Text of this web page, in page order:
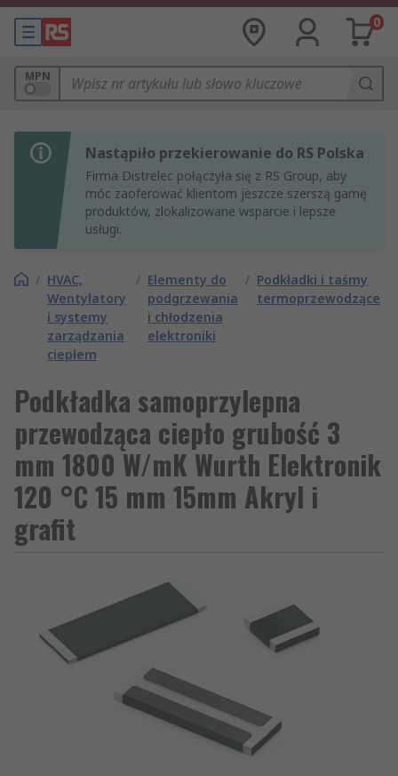
0
MPN
Nastąpiło przekierowanie do RS Polska
Firma Distrelec połączyła się z RS Group, aby
móc zaoferować klientom jeszcze szerszą gamę
produktów, zlokalizowane wsparcie i lepsze
usługi.
/ HVAC,
Wentylatory
i systemy
zarządzania
ciepłem
/ Elementy do
podgrzewania
i chłodzenia
elektroniki
/ Podkładki i taśmy
termoprzewodzące
Podkładka samoprzylepna
przewodząca ciepło grubość 3
mm 1800 W/mK Wurth Elektronik
120 °C 15 mm 15mm Akryl i
grafit